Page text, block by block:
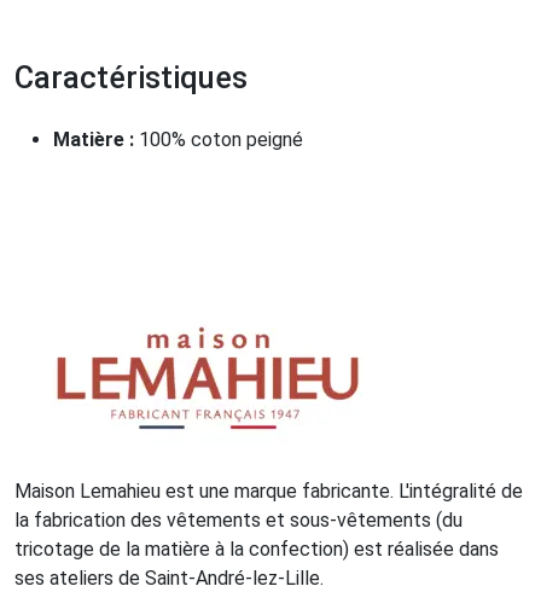
Caractéristiques
Matière : 100% coton peigné
Maison Lemahieu est une marque fabricante. L'intégralité de
la fabrication des vêtements et sous-vêtements (du
tricotage de la matière à la confection) est réalisée dans
ses ateliers de Saint-André-lez-Lille.